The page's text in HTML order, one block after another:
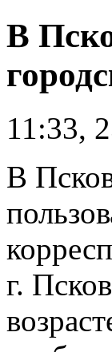
В
11:33,
В
г.